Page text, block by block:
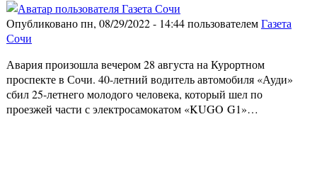
Опубликовано пн, 08/29/2022 - 14:44 пользователемГазета
Сочи
Авария произошла вечером 28 августа на Курортном
проспекте в Сочи. 40-летний водитель автомобиля «Ауди»
сбил 25-летнего молодого человека, который шел по
проезжей части с электросамокатом «KUGO G1»…